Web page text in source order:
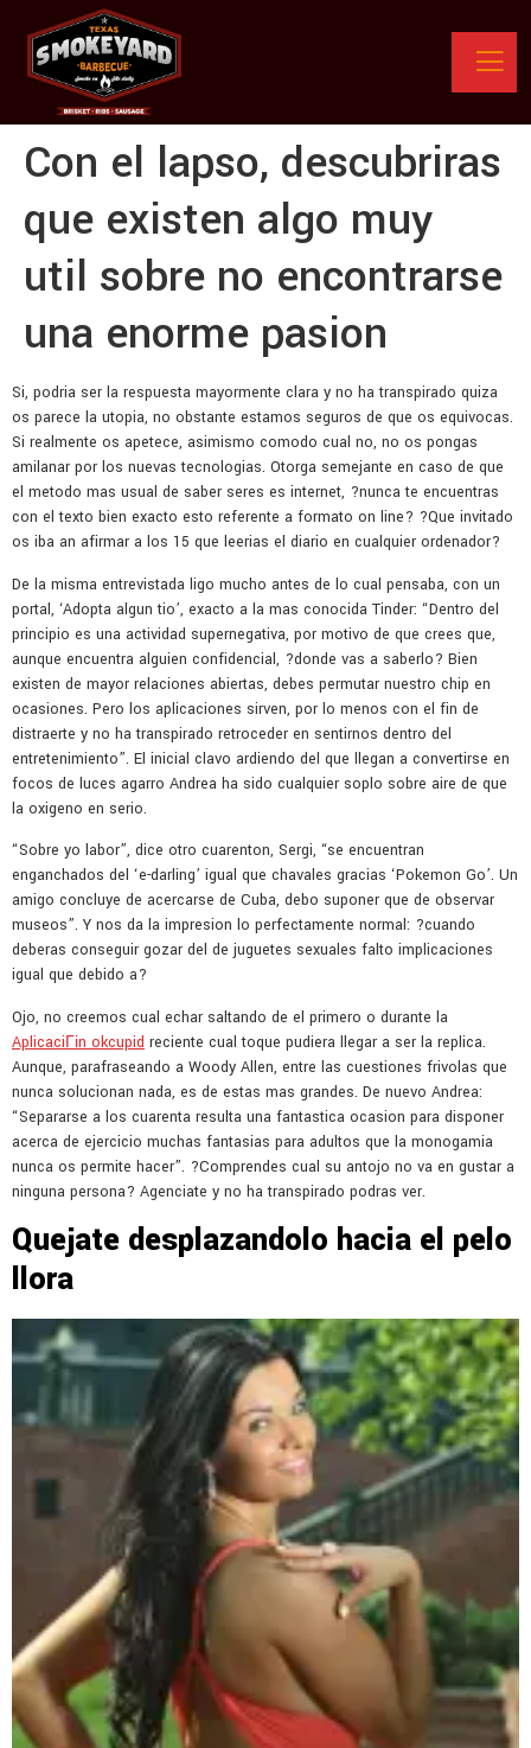
Con el lapso, descubriras
que existen algo muy
util sobre no encontrarse
una enorme pasion
Si, podria ser la respuesta mayormente clara y no ha transpirado quiza
os parece la utopia, no obstante estamos seguros de que os equivocas.
Si realmente os apetece, asimismo comodo cual no, no os pongas
amilanar por los nuevas tecnologias. Otorga semejante en caso de que
el metodo mas usual de saber seres es internet, ?nunca te encuentras
con el texto bien exacto esto referente a formato on line? ?Que invitado
os iba an afirmar a los 15 que leerias el diario en cualquier ordenador?
De la misma entrevistada ligo mucho antes de lo cual pensaba, con un
portal, ‘Adopta algun tio’, exacto a la mas conocida Tinder: “Dentro del
principio es una actividad supernegativa, por motivo de que crees que,
aunque encuentra alguien confidencial, ?donde vas a saberlo? Bien
existen de mayor relaciones abiertas, debes permutar nuestro chip en
ocasiones. Pero los aplicaciones sirven, por lo menos con el fin de
distraerte y no ha transpirado retroceder en sentirnos dentro del
entretenimiento”. El inicial clavo ardiendo del que llegan a convertirse en
focos de luces agarro Andrea ha sido cualquier soplo sobre aire de que
la oxigeno en serio.
“Sobre yo labor”, dice otro cuarenton, Sergi, “se encuentran
enganchados del ‘e-darling’ igual que chavales gracias ‘Pokemon Go’. Un
amigo concluye de acercarse de Cuba, debo suponer que de observar
museos”. Y nos da la impresion lo perfectamente normal: ?cuando
deberas conseguir gozar del de juguetes sexuales falto implicaciones
igual que debido a?
Ojo, no creemos cual echar saltando de el primero o durante la
AplicaciГіn okcupid reciente cual toque pudiera llegar a ser la replica.
Aunque, parafraseando a Woody Allen, entre las cuestiones frivolas que
nunca solucionan nada, es de estas mas grandes. De nuevo Andrea:
“Separarse a los cuarenta resulta una fantastica ocasion para disponer
acerca de ejercicio muchas fantasias para adultos que la monogamia
nunca os permite hacer”. ?Comprendes cual su antojo no va en gustar a
ninguna persona? Agenciate y no ha transpirado podras ver.
Quejate desplazandolo hacia el pelo
llora